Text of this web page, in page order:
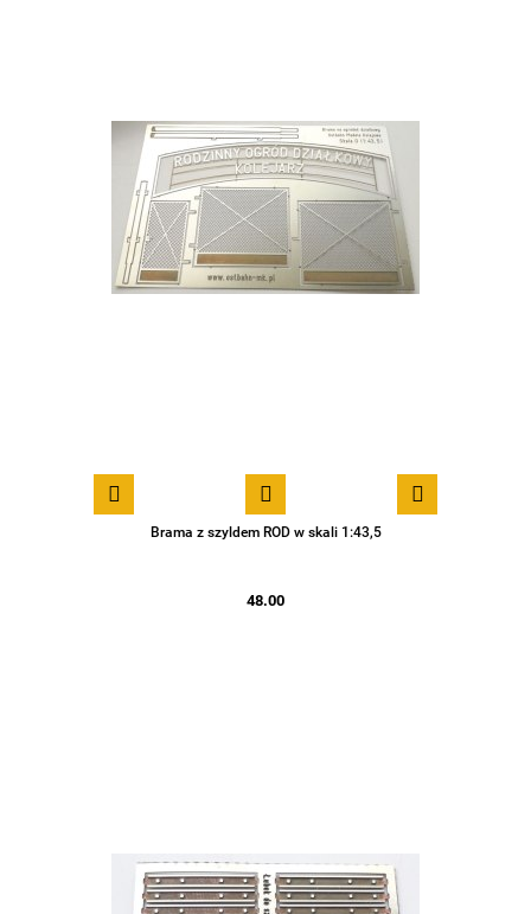
Brama z szyldem ROD w skali 1:43,5
48.00